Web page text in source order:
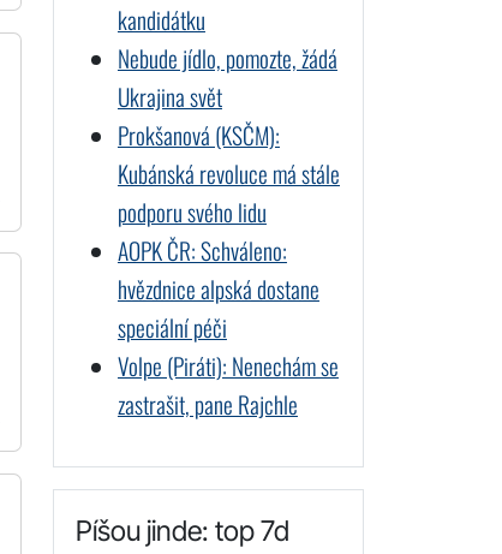
kandidátku
Nebude jídlo, pomozte, žádá
Ukrajina svět
Prokšanová (KSČM):
Kubánská revoluce má stále
podporu svého lidu
AOPK ČR: Schváleno:
hvězdnice alpská dostane
speciální péči
Volpe (Piráti): Nenechám se
zastrašit, pane Rajchle
Píšou jinde: top 7d